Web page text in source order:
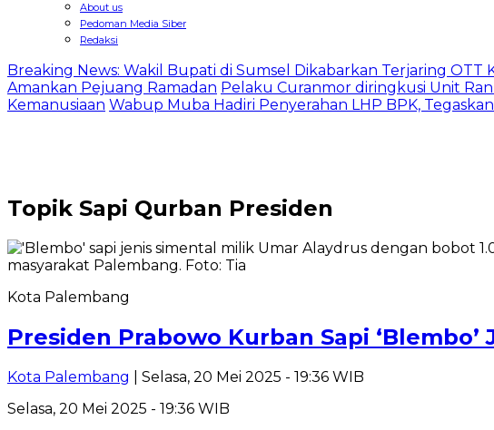
About us
Pedoman Media Siber
Redaksi
Breaking News: Wakil Bupati di Sumsel Dikabarkan Terjaring OTT
Amankan Pejuang Ramadan Pelaku Curanmor diringkusi Unit
Kemanusiaan Wabup Muba Hadiri Penyerahan LHP BPK,
Topik Sapi Qurban Presiden
Kota Palembang
Presiden Prabowo Kurban Sapi
Kota Palembang
| Selasa, 20 Mei 2025 - 19:36 WIB
Selasa, 20 Mei 2025 - 19:36 WIB